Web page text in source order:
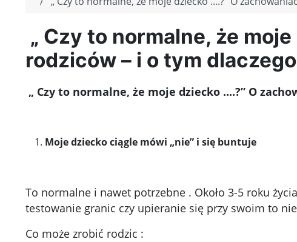
„ Czy to normalne, że
rodziców – i o tym
„ Czy to normalne, że moje dziecko ....?” O
Moje dziecko ciągle mówi „nie” i się buntuje
To normalne i nawet potrzebne . Około 3-5 roku
testowanie granic czy upieranie się przy swoim to
Co może zrobić rodzic :